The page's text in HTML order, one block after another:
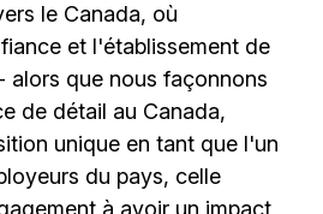
le Canada, où
et l'établissement de
alors que nous façonnons
de détail au Canada,
unique en tant que l'un
du pays, celle